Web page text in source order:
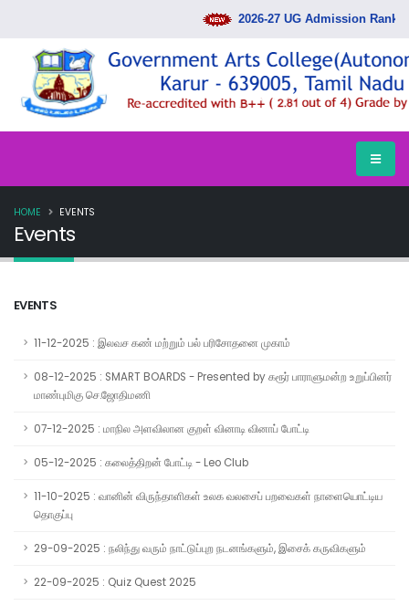
2026-27 UG Admission Rank List
Events
HOME EVENTS
EVENTS
11-12-2025 : இலவச கண் மற்றும் பல் பரிசோதனை முகாம்
08-12-2025 : SMART BOARDS - Presented by கரூர் பாராளுமன்ற உறுப்பினர்
மாண்புமிகு செ.ஜோதிமணி
07-12-2025 : மாநில அளவிலான குறள் வினாடி வினாப் போட்டி
05-12-2025 : கலைத்திறன் போட்டி - Leo Club
11-10-2025 : வானின் விருந்தாளிகள் உலக வலசைப் பறவைகள் நாளையொட்டிய
தொகுப்பு
29-09-2025 : நலிந்து வரும் நாட்டுப்புற நடனங்களும், இசைக் கருவிகளும்
22-09-2025 : Quiz Quest 2025